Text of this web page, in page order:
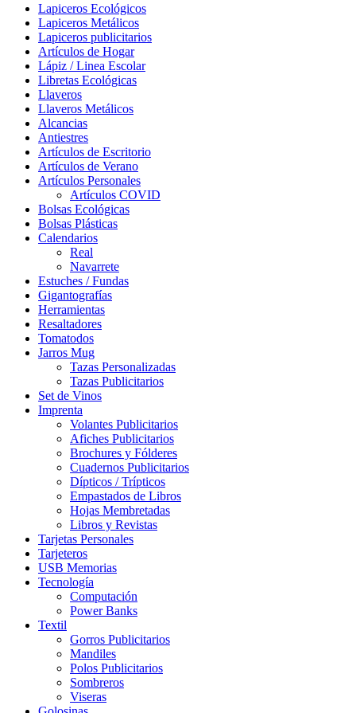
Lapiceros Ecológicos
Lapiceros Metálicos
Lapiceros publicitarios
Artículos de Hogar
Lápiz / Linea Escolar
Libretas Ecológicas
Llaveros
Llaveros Metálicos
Alcancias
Antiestres
Artículos de Escritorio
Artículos de Verano
Artículos Personales
Artículos COVID
Bolsas Ecológicas
Bolsas Plásticas
Calendarios
Real
Navarrete
Estuches / Fundas
Gigantografías
Herramientas
Resaltadores
Tomatodos
Jarros Mug
Tazas Personalizadas
Tazas Publicitarios
Set de Vinos
Imprenta
Volantes Publicitarios
Afiches Publicitarios
Brochures y Fólderes
Cuadernos Publicitarios
Dípticos / Trípticos
Empastados de Libros
Hojas Membretadas
Libros y Revistas
Tarjetas Personales
Tarjeteros
USB Memorias
Tecnología
Computación
Power Banks
Textil
Gorros Publicitarios
Mandiles
Polos Publicitarios
Sombreros
Viseras